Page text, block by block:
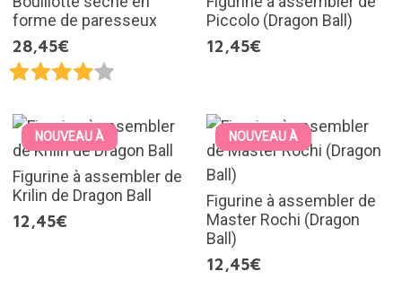
forme de paresseux
28,45€
Piccolo (Dragon Ball)
12,45€
NOUVEAU À
Figurine à assembler de
Krilin de Dragon Ball
12,45€
NOUVEAU À
Figurine à assembler de
Master Rochi (Dragon
Ball)
12,45€